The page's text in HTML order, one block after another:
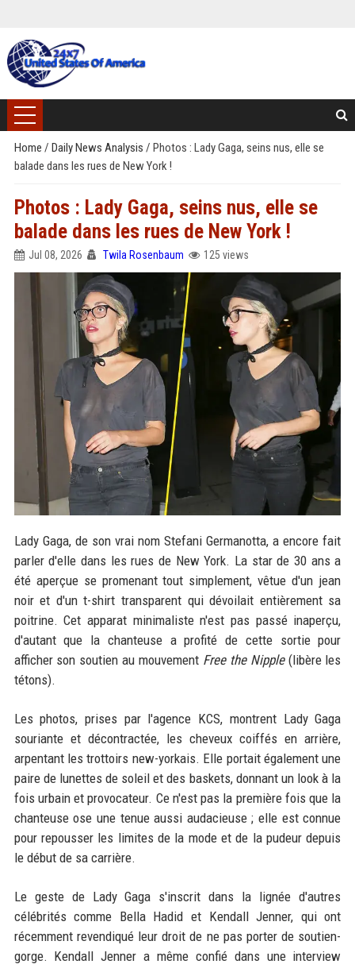
Home / Daily News Analysis / Photos : Lady Gaga, seins nus, elle se
balade dans les rues de New York !
Photos : Lady Gaga, seins nus, elle se
balade dans les rues de New York !
Jul 08, 2026 Twila Rosenbaum 125 views
Lady Gaga, de son vrai nom Stefani Germanotta, a encore fait
parler d'elle dans les rues de New York. La star de 30 ans a
été aperçue se promenant tout simplement, vêtue d'un jean
noir et d'un t-shirt transparent qui dévoilait entièrement sa
poitrine. Cet apparat minimaliste n'est pas passé inaperçu,
d'autant que la chanteuse a profité de cette sortie pour
afficher son soutien au mouvement Free the Nipple(libère les
tétons).
Les photos, prises par l'agence KCS, montrent Lady Gaga
souriante et décontractée, les cheveux coiffés en arrière,
arpentant les trottoirs new-yorkais. Elle portait également une
paire de lunettes de soleil et des baskets, donnant un look à la
fois urbain et provocateur. Ce n'est pas la première fois que la
chanteuse ose une tenue aussi audacieuse ; elle est connue
pour repousser les limites de la mode et de la pudeur depuis
le début de sa carrière.
Le geste de Lady Gaga s'inscrit dans la lignée d'autres
célébrités comme Bella Hadid et Kendall Jenner, qui ont
récemment revendiqué leur droit de ne pas porter de soutien-
gorge. Kendall Jenner a même confié dans une interview